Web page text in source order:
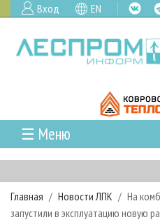
Вход EN
☰ Меню
ГЛАВНАЯ
РУБРИКИ И ТЕМЫ
РУБРИКИ ЖУРНАЛА
НОВОСТИ
Главная Новости ЛПК
На
запустили в эксплуатацию новую